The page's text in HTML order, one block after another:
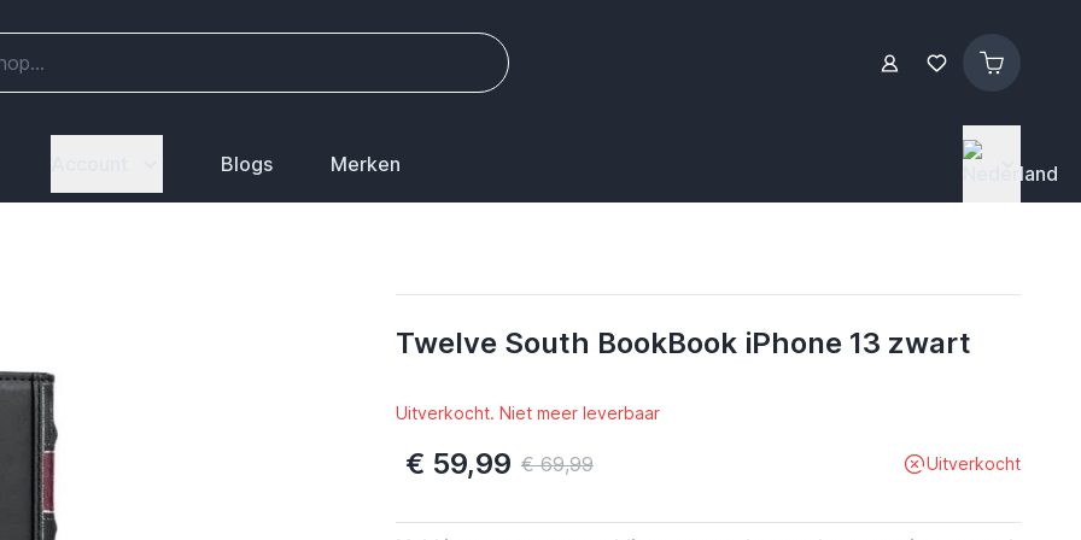
Blogs Merken
Twelve South BookBook iPhone 13 zwart
Uitverkocht. Niet meer leverbaar
€ 59,99 € 69,99 Uitverkocht